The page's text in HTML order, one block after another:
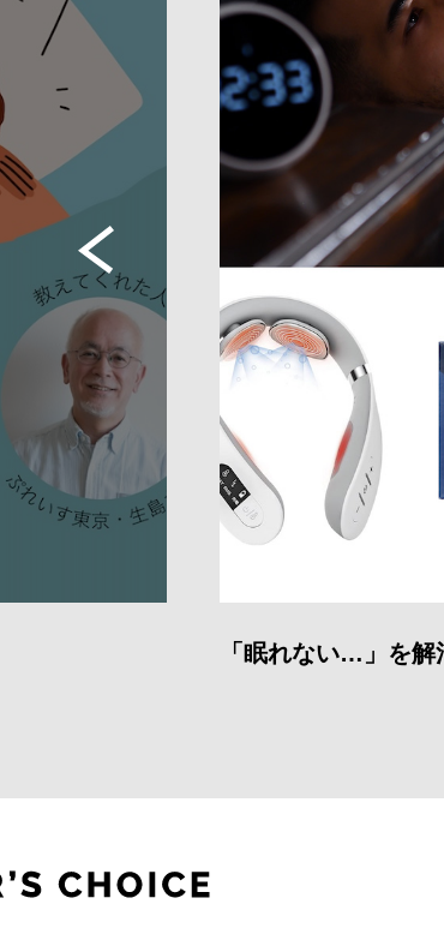
」を解消！いま話題の睡眠アイテム５選